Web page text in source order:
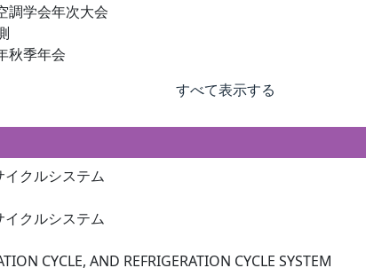
調学会年次大会
秋季年会
すべて表示する
クルシステム
クルシステム
CYCLE, AND REFRIGERATION CYCLE SYSTEM